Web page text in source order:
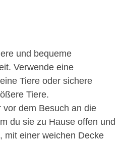
und bequeme
Verwende eine
Tiere oder sichere
Tiere.
vor dem Besuch an die
du sie zu Hause offen und
mit einer weichen Decke